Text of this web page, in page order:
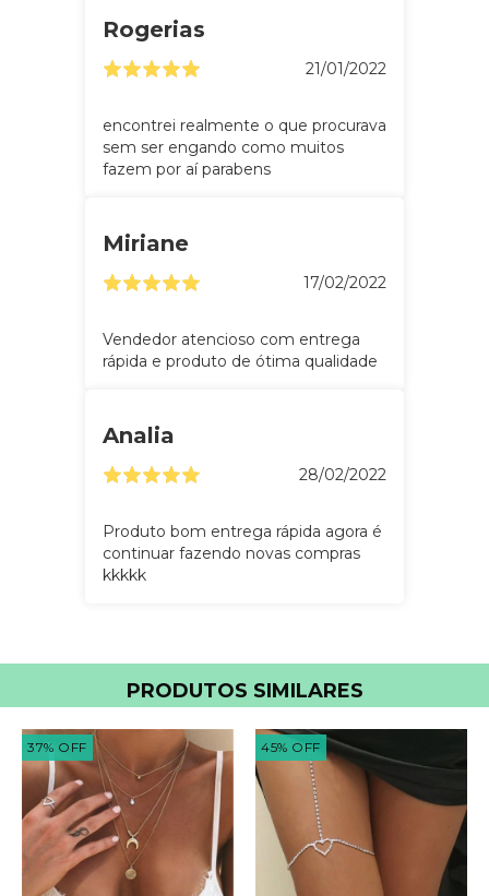
Rogerias
21/01/2022
encontrei realmente o que procurava
sem ser engando como muitos
fazem por aí parabens
Miriane
17/02/2022
Vendedor atencioso com entrega
rápida e produto de ótima qualidade
Analia
28/02/2022
Produto bom entrega rápida agora é
continuar fazendo novas compras
kkkkk
PRODUTOS SIMILARES
37% OFF 45% OFF